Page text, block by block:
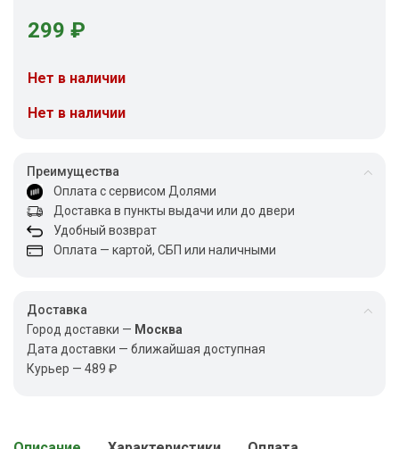
299 ₽
Нет в наличии
Нет в наличии
Преимущества
Оплата с сервисом Долями
Доставка в пункты выдачи или до двери
Удобный возврат
Оплата — картой, СБП или наличными
Доставка
Город доставки — Москва
Дата доставки — ближайшая доступная
Курьер — 489 ₽